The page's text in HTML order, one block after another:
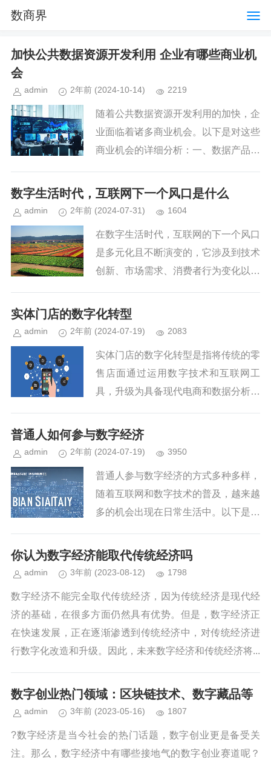
数商界
加快公共数据资源开发利用 企业有哪些商业机
会
admin 2年前 (2024-10-14) 2219
随着公共数据资源开发利用的加快，企
业面临着诸多商业机会。以下是对这些
商业机会的详细分析：一、数据产品开
可以基于公共数据资源开发新的数据产
数字生活时代，互联网下一个风口是什么
admin 2年前 (2024-07-31) 1604
在数字生活时代，互联网的下一个风口
是多元化且不断演变的，它涉及到技术
创新、市场需求、消费者行为变化以及
些可能成为互联网下一个风口的领域：
实体门店的数字化转型
admin 2年前 (2024-07-19) 2083
实体门店的数字化转型是指将传统的零
售店面通过运用数字技术和互联网工
具，升级为具备现代电商和数据分析能
客的购物体验，还帮助商家更有效地管
普通人如何参与数字经济
admin 2年前 (2024-07-19) 3950
普通人参与数字经济的方式多种多样，
随着互联网和数字技术的普及，越来越
多的机会出现在日常生活中。以下是一
程、数据分析、数字营销、网络安全等
你认为数字经济能取代传统经济吗
admin 3年前 (2023-08-12) 1798
数字经济不能完全取代传统经济，因为传统经济是现代经
济的基础，在很多方面仍然具有优势。但是，数字经济正
在快速发展，正在逐渐渗透到传统经济中，对传统经济进
行数字化改造和升级。因此，未来数字经济和传统经济将...
数字创业热门领域：区块链技术、数字藏品等
admin 3年前 (2023-05-16) 1807
?数字经济是当今社会的热门话题，数字创业更是备受关
注。那么，数字经济中有哪些接地气的数字创业赛道呢？